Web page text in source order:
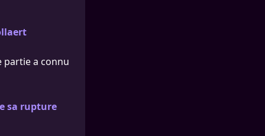
partie a connu
sa rupture